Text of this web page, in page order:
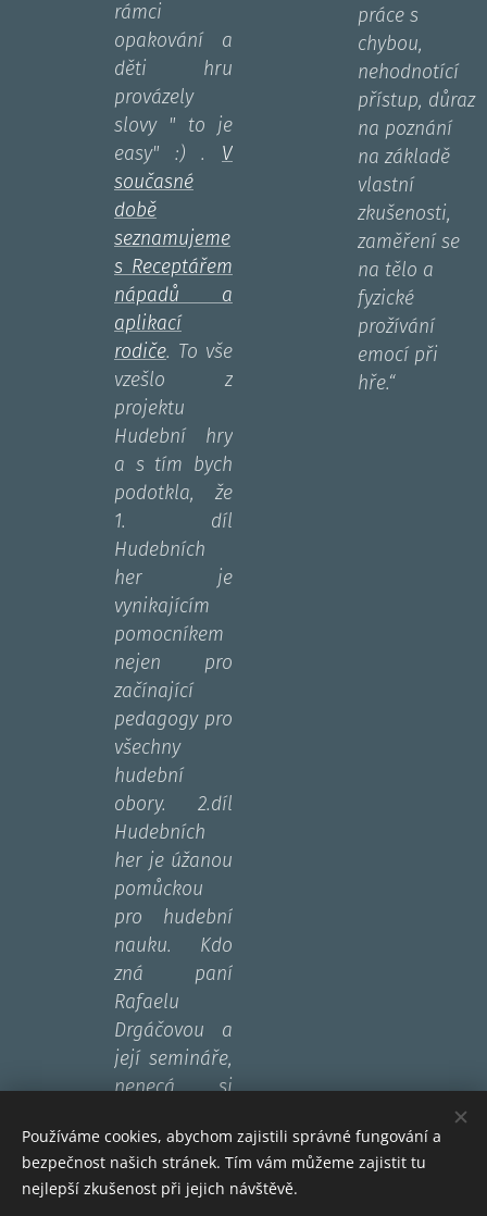
rámci
opakování a
děti hru
provázely
slovy " to je
easy" :) . V
současné
době
seznamujeme
s Receptářem
nápadů a
aplikací
rodiče. To vše
vzešlo z
projektu
Hudební hry
a s tím bych
podotkla, že
1. díl
Hudebních
her je
vynikajícím
pomocníkem
nejen pro
začínající
pedagogy pro
všechny
hudební
obory. 2.díl
Hudebních
her je úžanou
pomůckou
pro hudební
nauku. Kdo
zná paní
Rafaelu
Drgáčovou a
její semináře,
nenecá si
práce s
chybou,
nehodnotící
přístup, důraz
na poznání
na základě
vlastní
zkušenosti,
zaměření se
na tělo a
fyzické
prožívání
emocí při
hře.“
Používáme cookies, abychom zajistili správné fungování a
bezpečnost našich stránek. Tím vám můžeme zajistit tu
nejlepší zkušenost při jejich návštěvě.